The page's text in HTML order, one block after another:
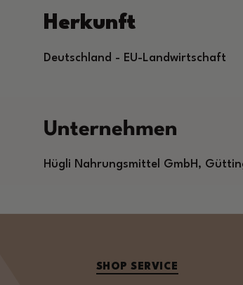
Herkunft
Deutschland - EU-Landwirtschaft
Unternehmen
Hügli Nahrungsmittel GmbH,
SHOP SERVICE